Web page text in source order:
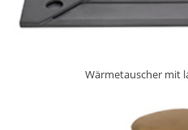
Wärmetauscher mit